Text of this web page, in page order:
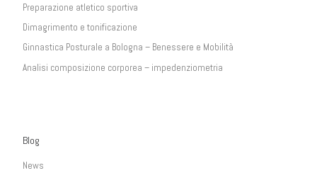
Preparazione atletico sportiva
Dimagrimento e tonificazione
Ginnastica Posturale a Bologna – Benessere e Mobilità
Analisi composizione corporea – impedenziometria
Blog
News